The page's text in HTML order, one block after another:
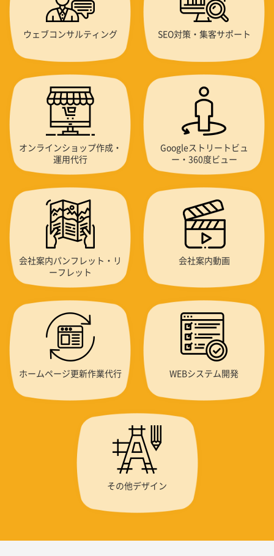
ウェブコンサルティング SEO対策・集客サポート
オンラインショップ作成・
運用代行
Googleストリートビュ
ー・360度ビュー
会社案内パンフレット・リ
ーフレット
会社案内動画
ホームページ更新作業代行 WEBシステム開発
その他デザイン